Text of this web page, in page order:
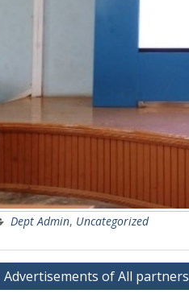
Dept Admin, Uncategorized
Post
Advertisements of All partners